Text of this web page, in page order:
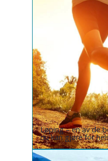
Løping – en av de
du kan gjøre for